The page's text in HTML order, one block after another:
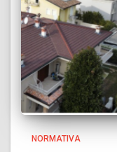
NORMATIVA